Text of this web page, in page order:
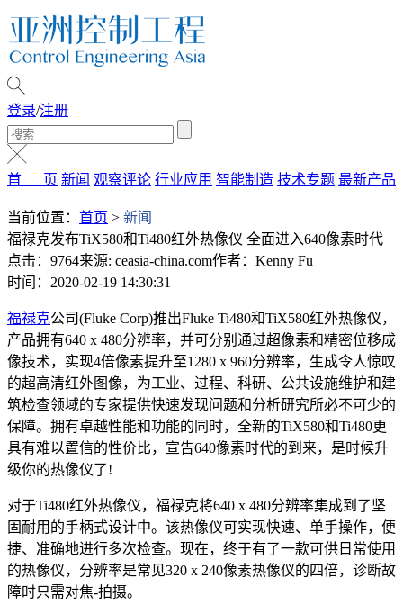
登录/注册
首 页 新闻 观察评论 行业应用 智能制造 技术专题 最新产品
当前位置： 首页 > 新闻
福禄克发布TiX580和Ti480红外热像仪 全面进入640像素时代
点击：9764来源: ceasia-china.com作者：Kenny Fu
时间：2020-02-19 14:30:31
福禄克公司(Fluke Corp)推出Fluke Ti480和TiX580红外热像仪，
产品拥有640 x 480分辨率，并可分别通过超像素和精密位移成
像技术，实现4倍像素提升至1280 x 960分辨率，生成令人惊叹
的超高清红外图像，为工业、过程、科研、公共设施维护和建
筑检查领域的专家提供快速发现问题和分析研究所必不可少的
保障。拥有卓越性能和功能的同时，全新的TiX580和Ti480更
具有难以置信的性价比，宣告640像素时代的到来，是时候升
级你的热像仪了!
对于Ti480红外热像仪，福禄克将640 x 480分辨率集成到了坚
固耐用的手柄式设计中。该热像仪可实现快速、单手操作，便
捷、准确地进行多次检查。现在，终于有了一款可供日常使用
的热像仪，分辨率是常见320 x 240像素热像仪的四倍，诊断故
障时只需对焦-拍摄。